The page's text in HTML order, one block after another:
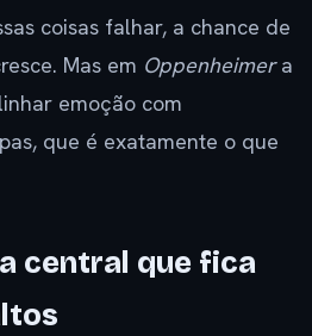
coisas falhar, a chance de
Mas em Oppenheimera
emoção com
que é exatamente o que
central que fica